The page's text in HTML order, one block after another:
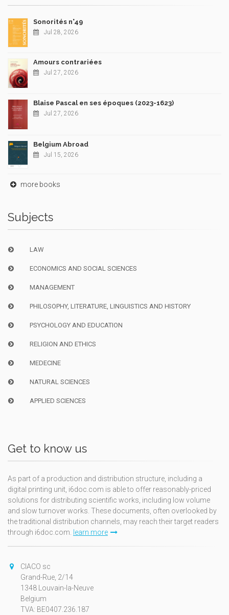
Sonorités n°49
Jul 28, 2026
Amours contrariées
Jul 27, 2026
Blaise Pascal en ses époques (2023-1623)
Jul 27, 2026
Belgium Abroad
Jul 15, 2026
more books
Subjects
LAW
ECONOMICS AND SOCIAL SCIENCES
MANAGEMENT
PHILOSOPHY, LITERATURE, LINGUISTICS AND HISTORY
PSYCHOLOGY AND EDUCATION
RELIGION AND ETHICS
MEDECINE
NATURAL SCIENCES
APPLIED SCIENCES
Get to know us
As part of a production and distribution structure, including a
digital printing unit, i6doc.com is able to offer reasonably-priced
solutions for distributing scientific works, including low volume
and slow turnover works. These documents, often overlooked by
the traditional distribution channels, may reach their target readers
through i6doc.com.
learn more
CIACO sc
Grand-Rue, 2/14
1348 Louvain-la-Neuve
Belgium
TVA: BE0407.236.187